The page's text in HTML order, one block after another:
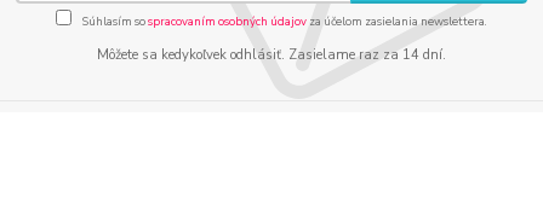
Súhlasím sospracovaním osobných údajov za účelom zasielania newslettera.
Môžete sa kedykoľvek odhlásiť. Zasielame raz za 14 dní.